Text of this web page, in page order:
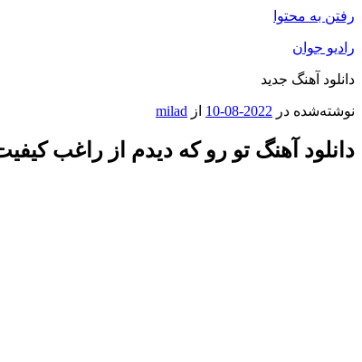
رفتن به محتوا
رادیو جوان
دانلود آهنگ جدید
نوشته‌شده در 2022-08-10 از milad
دانلود آهنگ تو رو که دیدم از راغب